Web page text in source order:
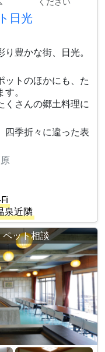
日光
豊かな街、日光。
ットのほかにも、た
。
くさんの郷土料理に
四季折々に違った表
泉近隣
ット相談